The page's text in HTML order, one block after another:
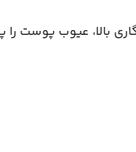
بالا، عیوب